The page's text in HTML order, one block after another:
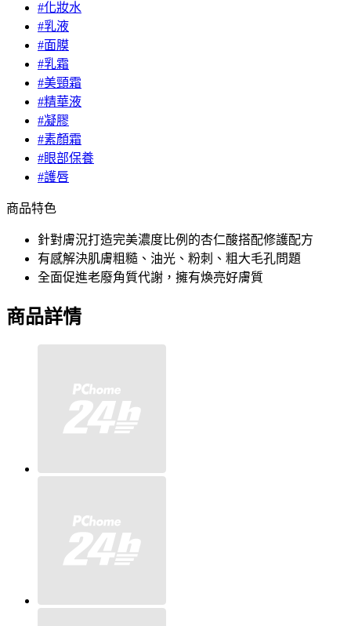
#化妝水
#乳液
#面膜
#乳霜
#美頸霜
#精華液
#凝膠
#素顏霜
#眼部保養
#護唇
商品特色
針對膚況打造完美濃度比例的杏仁酸搭配修護配方
有感解決肌膚粗糙、油光、粉刺、粗大毛孔問題
全面促進老廢角質代謝，擁有煥亮好膚質
商品詳情